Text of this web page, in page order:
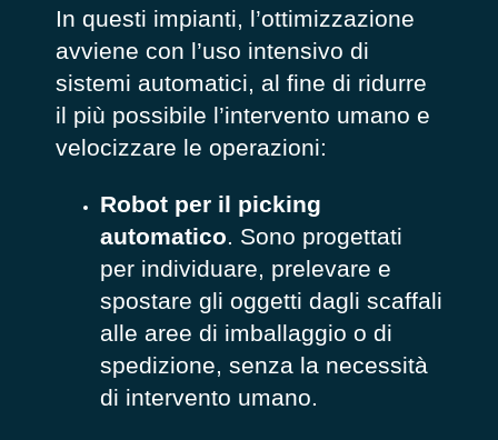
In questi impianti, l’ottimizzazione
avviene con l’uso intensivo di
sistemi automatici, al fine di ridurre
il più possibile l’intervento umano e
velocizzare le operazioni:
Robot per il picking
automatico. Sono progettati
per individuare, prelevare e
spostare gli oggetti dagli scaffali
alle aree di imballaggio o di
spedizione, senza la necessità
di intervento umano.